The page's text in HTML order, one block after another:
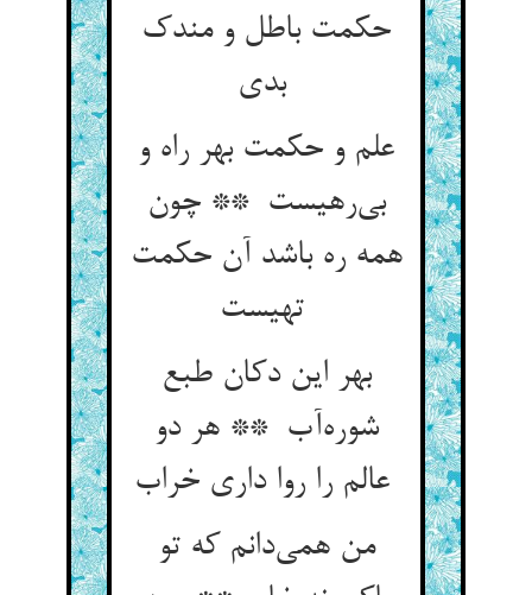
حکمت باطل و مندک
بدی
علم و حکمت بهر راه و
بی‌رهیست ** چون
همه ره باشد آن حکمت
تهیست
بهر این دکان طبع
شوره‌آب ** هر دو
عالم را روا داری خراب
من همی‌دانم که تو